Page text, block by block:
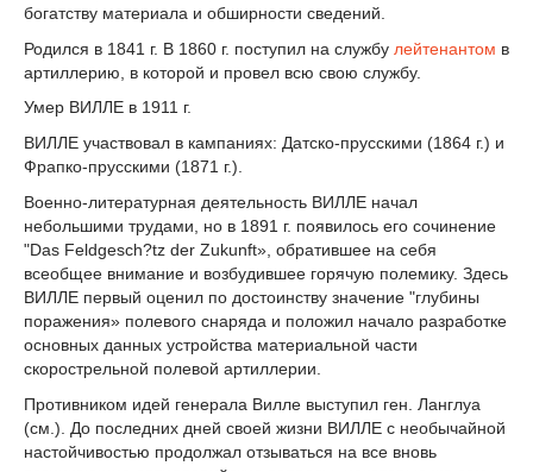
богатству материала и обширности сведений.
Родился в 1841 г. В 1860 г. поступил на службу лейтенантом в
артиллерию, в которой и провел всю свою службу.
Умер ВИЛЛЕ в 1911 г.
ВИЛЛЕ участвовал в кампаниях: Датско-прусскими (1864 г.) и
Фрапко-прусскими (1871 г.).
Военно-литературная деятельность ВИЛЛЕ начал
небольшими трудами, но в 1891 г. появилось его сочинение
"Das Feldgesch?tz der Zukunft», обратившее на себя
всеобщее внимание и возбудившее горячую полемику. Здесь
ВИЛЛЕ первый оценил по достоинству значение "глубины
поражения» полевого снаряда и положил начало разработке
основных данных устройства материальной части
скорострельной полевой артиллерии.
Противником идей генерала Вилле выступил ген. Ланглуа
(см.). До последних дней своей жизни ВИЛЛЕ с необычайной
настойчивостью продолжал отзываться на все вновь